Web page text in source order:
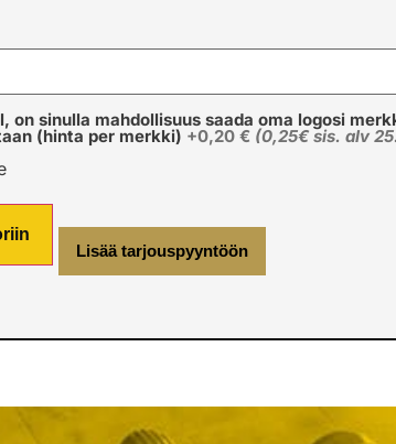
on sinulla mahdollisuus saada oma logosi
(hinta per merkki) +0,20 € (0,25€ sis. alv
Lisää tarjouspyyntöön